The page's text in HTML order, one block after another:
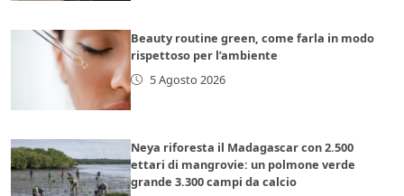
Beauty routine green, come farla in modo
rispettoso per l’ambiente
5 Agosto 2026
Neya riforesta il Madagascar con 2.500
ettari di mangrovie: un polmone verde
grande 3.300 campi da calcio